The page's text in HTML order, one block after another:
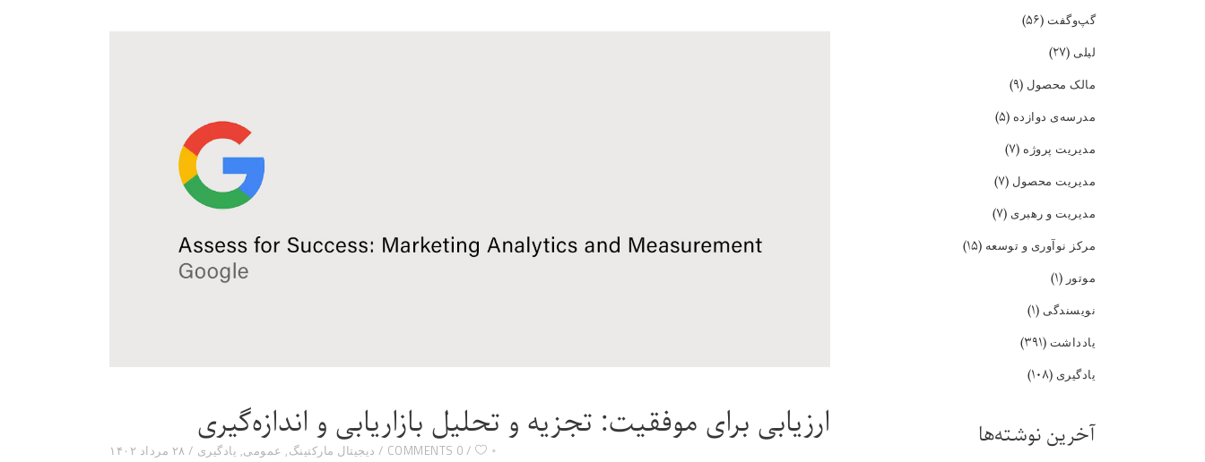
ارزیابی برای موفقیت: تجزیه و تحلیل بازاریابی و اندازه‌گیری
۲۸ مرداد ۱۴۰۲ دیجیتال مارکتینگ, عمومی, یادگیری 0 COMMENTS ۰
گپ‌و‌گفت (۵۶)
لیلی (۲۷)
مالک محصول (۹)
مدرسه‌ی دوازده (۵)
مدیریت پروژه (۷)
مدیریت محصول (۷)
مدیریت و رهبری (۷)
مرکز نوآوری و توسعه (۱۵)
موتور(۱)
نویسندگی (۱)
یادداشت (۳۹۱)
یادگیری (۱۰۸)
آخرین نوشته‌ها